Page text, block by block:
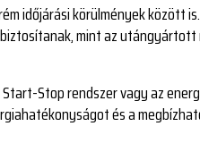
időjárási körülmények között
mint az utángyártott
Stop rendszer vagy az
és a